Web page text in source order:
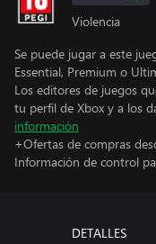
Violencia
Se puede jugar a este
Essential, Premium o
Los editores de juegos
tu perfil de Xbox y a los
información
+Ofertas de compras
Información de control
DETALLES